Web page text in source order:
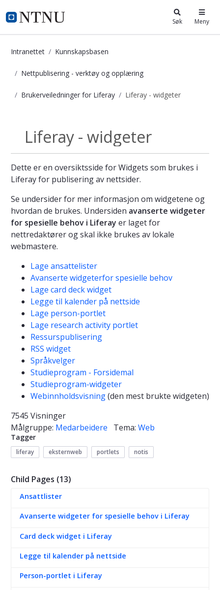
i.ntnu.no Søk Meny
Intranettet Kunnskapsbasen
Nettpublisering - verktøy og opplæring
Brukerveiledninger for Liferay Liferay - widgeter
Brukerveiledninge...
Liferay - widgeter
Dette er en oversiktsside for Widgets som brukes i
Liferay for publisering av nettsider.
Se undersider for mer informasjon om widgetene og
hvordan de brukes. Undersiden avanserte widgeter
for spesielle behov i Liferay er laget for
nettredaktører og skal ikke brukes av lokale
webmastere.
Lage ansattelister
Avanserte widgeterfor spesielle behov
Lage card deck widget
Legge til kalender på nettside
Lage person-portlet
Lage research activity portlet
Ressurspublisering
RSS widget
Språkvelger
Studieprogram - Forsidemal
Studieprogram-widgeter
Webinnholdsvisning(den mest brukte widgeten)
7545 Visninger
Målgruppe: Medarbeidere Tema: Web
Tagger
liferay eksternweb portlets notis
Child Pages (13)
Ansattlister
Avanserte widgeter for spesielle behov i Liferay
Card deck widget i Liferay
Legge til kalender på nettside
Person-portlet i Liferay